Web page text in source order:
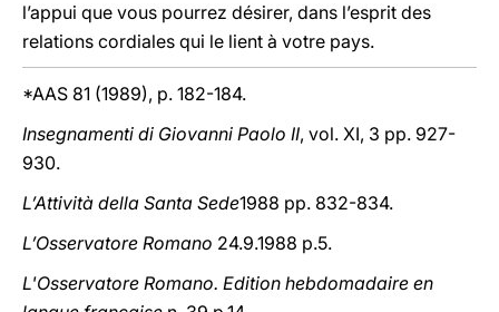
l’appui que vous pourrez désirer, dans l’esprit des
relations cordiales qui le lient à votre pays.
*AAS 81 (1989), p. 182-184.
Insegnamenti di Giovanni Paolo II, vol. XI, 3 pp. 927-
930.
L’Attività della Santa Sede1988 pp. 832-834.
L’Osservatore Romano 24.9.1988 p.5.
L'Osservatore Romano. Edition hebdomadaire en